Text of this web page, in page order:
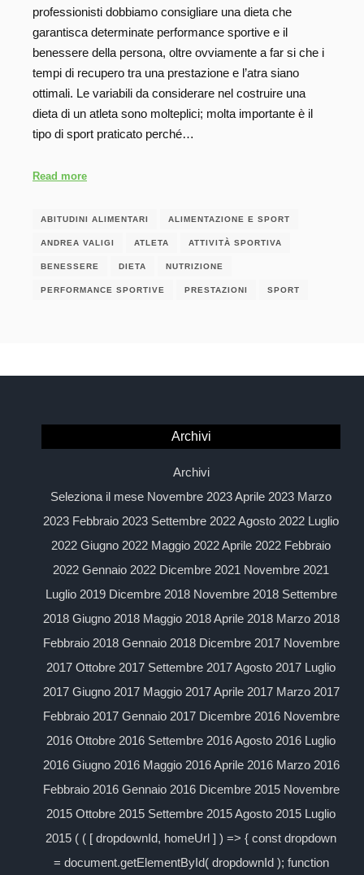
professionisti dobbiamo consigliare una dieta che
garantisca determinate performance sportive e il
benessere della persona, oltre ovviamente a far si che i
tempi di recupero tra una prestazione e l’atra siano
ottimali. Le variabili da considerare nel costruire una
dieta di un atleta sono molteplici; molta importante è il
tipo di sport praticato perché…
Read more
ABITUDINI ALIMENTARI ALIMENTAZIONE E SPORT
ANDREA VALIGI ATLETA ATTIVITÀ SPORTIVA
BENESSERE DIETA NUTRIZIONE
PERFORMANCE SPORTIVE PRESTAZIONI SPORT
Archivi
Archivi
Seleziona il mese Novembre 2023 Aprile 2023 Marzo
2023 Febbraio 2023 Settembre 2022 Agosto 2022 Luglio
2022 Giugno 2022 Maggio 2022 Aprile 2022 Febbraio
2022 Gennaio 2022 Dicembre 2021 Novembre 2021
Luglio 2019 Dicembre 2018 Novembre 2018 Settembre
2018 Giugno 2018 Maggio 2018 Aprile 2018 Marzo 2018
Febbraio 2018 Gennaio 2018 Dicembre 2017 Novembre
2017 Ottobre 2017 Settembre 2017 Agosto 2017 Luglio
2017 Giugno 2017 Maggio 2017 Aprile 2017 Marzo 2017
Febbraio 2017 Gennaio 2017 Dicembre 2016 Novembre
2016 Ottobre 2016 Settembre 2016 Agosto 2016 Luglio
2016 Giugno 2016 Maggio 2016 Aprile 2016 Marzo 2016
Febbraio 2016 Gennaio 2016 Dicembre 2015 Novembre
2015 Ottobre 2015 Settembre 2015 Agosto 2015 Luglio
2015 ( ( [ dropdownId, homeUrl ] ) => { const dropdown
= document.getElementById( dropdownId ); function